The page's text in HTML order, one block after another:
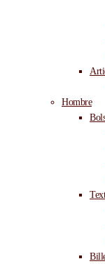
Hombre